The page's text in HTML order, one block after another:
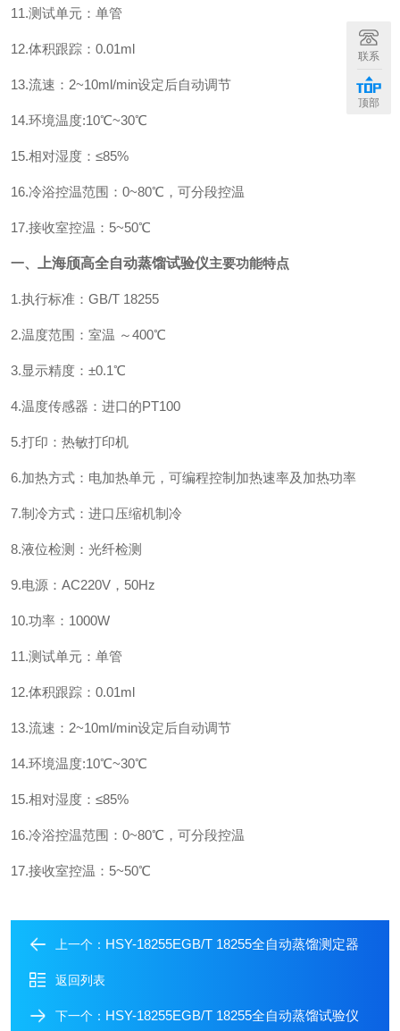
11.测试单元：单管
12.体积跟踪：0.01ml
13.流速：2~10ml/min设定后自动调节
14.环境温度:10℃~30℃
15.相对湿度：≤85%
16.冷浴控温范围：0~80℃，可分段控温
17.接收室控温：5~50℃
一、 上海颀高全自动蒸馏试验仪主要功能特点
1.执行标准：GB/T 18255
2.温度范围：室温 ～400℃
3.显示精度：±0.1℃
4.温度传感器：进口的PT100
5.打印：热敏打印机
6.加热方式：电加热单元，可编程控制加热速率及加热功率
7.制冷方式：进口压缩机制冷
8.液位检测：光纤检测
9.电源：AC220V，50Hz
10.功率：1000W
11.测试单元：单管
12.体积跟踪：0.01ml
13.流速：2~10ml/min设定后自动调节
14.环境温度:10℃~30℃
15.相对湿度：≤85%
16.冷浴控温范围：0~80℃，可分段控温
17.接收室控温：5~50℃
上一个： HSY-18255EGB/T 18255全自动蒸馏测定器
返回列表
下一个： HSY-18255EGB/T 18255全自动蒸馏试验仪
联系
顶部